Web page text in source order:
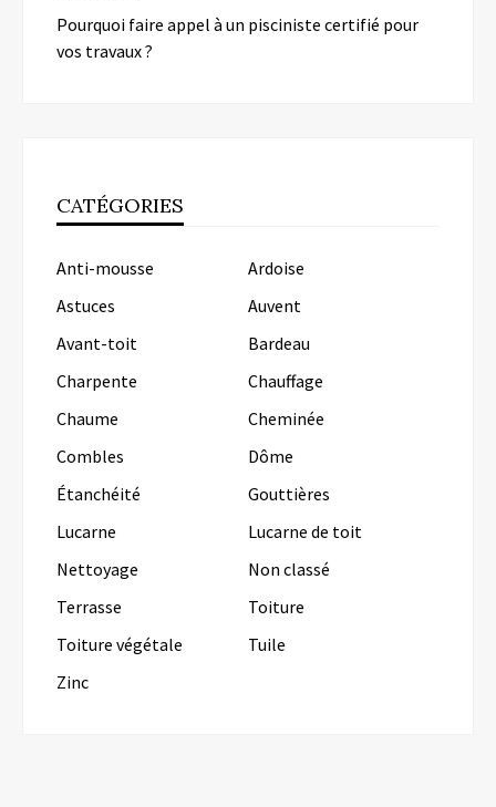
Pourquoi faire appel à un pisciniste certifié pour
vos travaux ?
CATÉGORIES
Anti-mousse
Ardoise
Astuces
Auvent
Avant-toit
Bardeau
Charpente
Chauffage
Chaume
Cheminée
Combles
Dôme
Étanchéité
Gouttières
Lucarne
Lucarne de toit
Nettoyage
Non classé
Terrasse
Toiture
Toiture végétale
Tuile
Zinc